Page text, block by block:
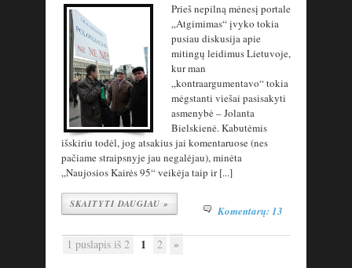
Prieš nepilną mėnesį portale
„Atgimimas“ įvyko tokia
pusiau diskusija apie
mitingų leidimus Lietuvoje,
kur man
„kontraargumentavo“ tokia
mėgstanti viešai pasisakyti
asmenybė – Jolanta
Bielskienė. Kabutėmis
išskiriu todėl, jog atsakius jai komentaruose (nes
pačiame straipsnyje jau negalėjau), minėta
„Naujosios Kairės 95“ veikėja taip ir [...]
SKAITYTI DAUGIAU » Komentarų: 13
1 puslapis iš 2 1 2 »